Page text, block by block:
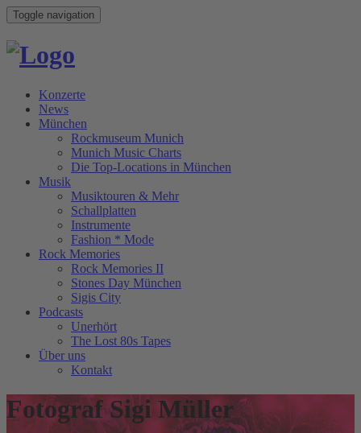
Toggle navigation
Konzerte
News
München
Rockmuseum Munich
Munich Music Charts
Die Top-Locations in München
Musik
Musiktouren & Mehr
Schallplatten
Instrumente
Fashion * Mode
Rock Memories
Rock Memories II
Stones Day München
Sigis City
Podcasts
Unerhört
The Lost 80s Tapes
Über uns
Kontakt
Fotograf Sigi Müller